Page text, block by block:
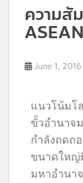
ความสั
ASEAN
June 1, 2016
แนวโน้มโ
ขั้วอำนาจ
กำลังถดถ
ขนาดใหญ่
มหาอำนา